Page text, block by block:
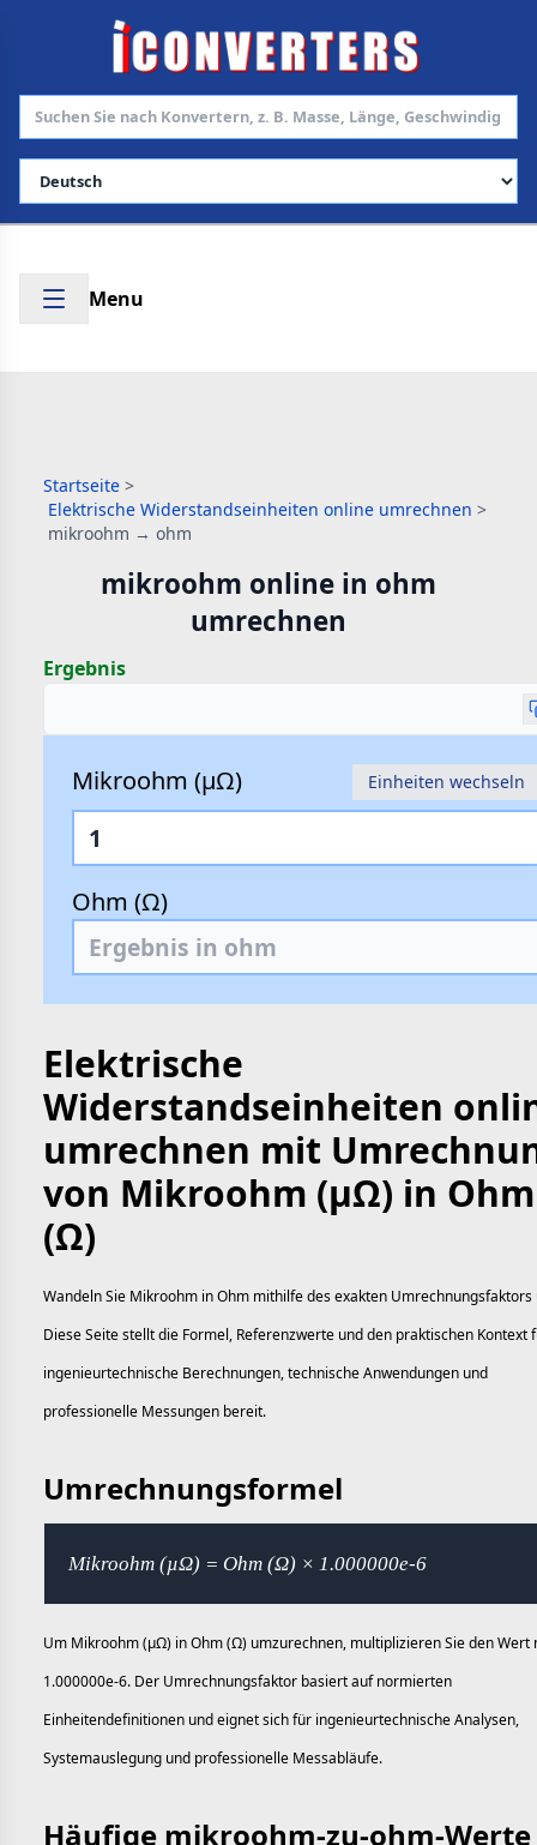
Sprache auswählen
Menu
Startseite >
Elektrische Widerstandseinheiten online umrechnen >
mikroohm → ohm
mikroohm online in ohm
umrechnen
Ergebnis
Mikroohm (µΩ) Einheiten wechseln
Ohm (Ω)
Elektrische
Widerstandseinheiten
umrechnen mit
von Mikroohm (µΩ) in Ohm
(Ω)
Wandeln Sie Mikroohm in Ohm mithilfe des exakten Umrechnungsfaktors
Diese Seite stellt die Formel, Referenzwerte und den praktischen Kontext
ingenieurtechnische Berechnungen, technische Anwendungen und
professionelle Messungen bereit.
Umrechnungsformel
Mikroohm (µΩ) = Ohm (Ω) × 1.000000e-6
Um Mikroohm (µΩ) in Ohm (Ω) umzurechnen, multiplizieren Sie den Wert
1.000000e-6. Der Umrechnungsfaktor basiert auf normierten
Einheitendefinitionen und eignet sich für ingenieurtechnische Analysen,
Systemauslegung und professionelle Messabläufe.
Häufige mikroohm-zu-ohm-Werte